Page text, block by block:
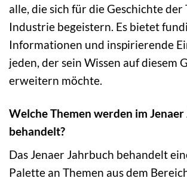
alle, die sich für die Geschichte der
Industrie begeistern. Es bietet
Informationen und inspirierende
jeden, der sein Wissen auf diesem
erweitern möchte.
Welche Themen werden im Jenaer
behandelt?
Das Jenaer Jahrbuch behandelt
Palette an Themen aus dem